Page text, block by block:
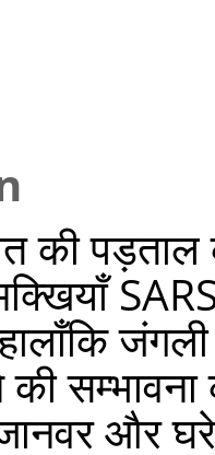
की पड़ताल
सम्भावना
और